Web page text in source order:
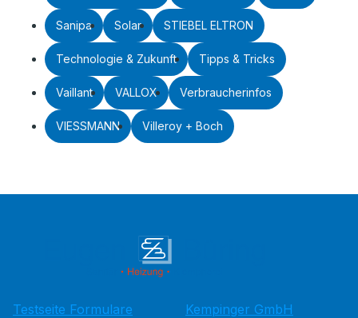
Sanipa Solar STIEBEL ELTRON
Technologie & Zukunft Tipps & Tricks
Vaillant VALLOX Verbraucherinfos
VIESSMANN Villeroy + Boch
Testseite Formulare
Kempinger GmbH